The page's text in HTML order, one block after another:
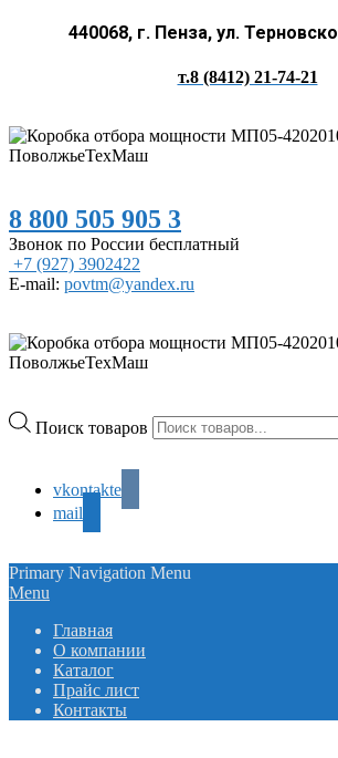
440068, г. Пенза, ул.
т.8 (8412) 21-74-21
8 800 505 905 3
Звонок по России бесплатный
+7 (927) 3902422
E-mail: povtm@yandex.ru
Поиск товаров
vkontakte
mail
Primary Navigation Menu
Menu
Главная
О компании
Каталог
Прайс лист
Контакты